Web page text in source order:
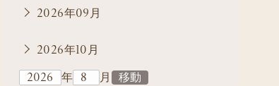
2026年09月
2026年10月
年
月